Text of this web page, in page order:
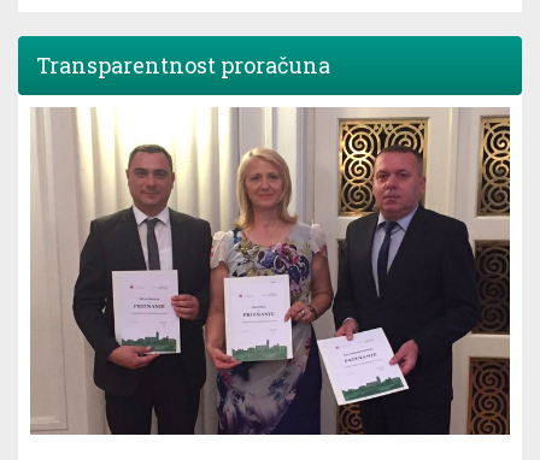
Transparentnost proračuna